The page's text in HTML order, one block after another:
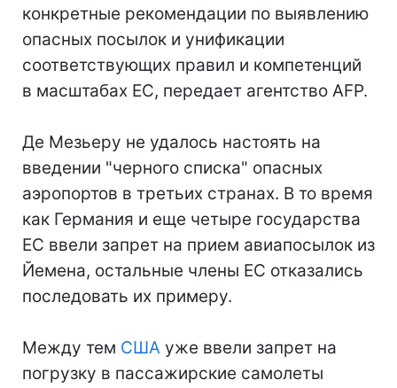
конкретные рекомендации по выявлению
опасных посылок и унификации
соответствующих правил и компетенций
в масштабах ЕС, передает агентство AFP.
Де Мезьеру не удалось настоять на
введении "черного списка" опасных
аэропортов в третьих странах. В то время
как Германия и еще четыре государства
ЕС ввели запрет на прием авиапосылок из
Йемена, остальные члены ЕС отказались
последовать их примеру.
Между тем США уже ввели запрет на
погрузку в пассажирские самолеты